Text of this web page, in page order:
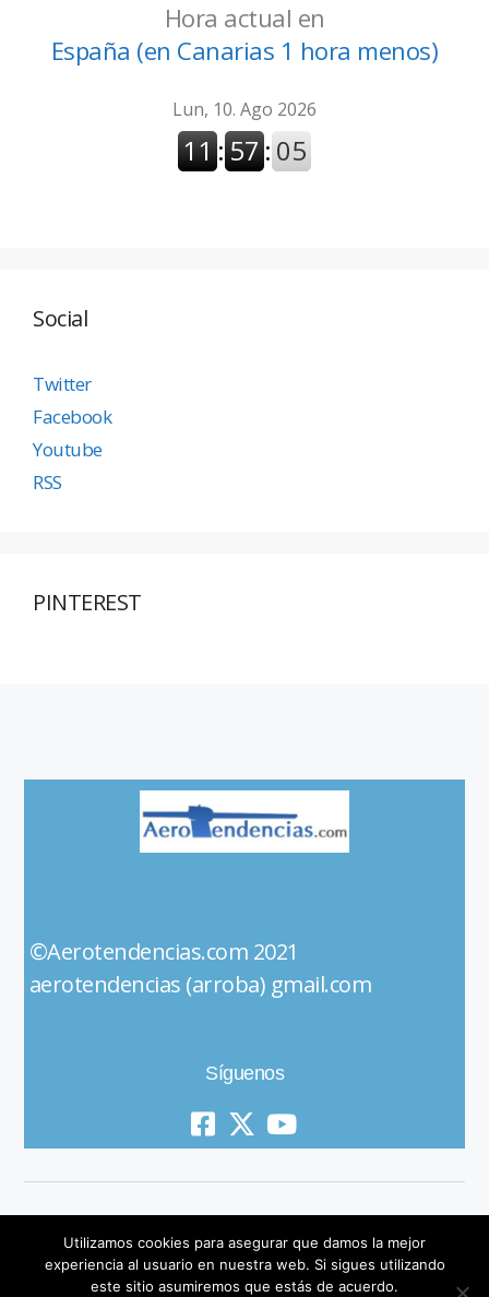
Hora actual en
España (en Canarias 1 hora menos)
Social
Twitter
Facebook
Youtube
RSS
PINTEREST
©Aerotendencias.com 2021
aerotendencias (arroba) gmail.com
Síguenos
© 2019 All Rights Reserved
Utilizamos cookies para asegurar que damos la mejor
experiencia al usuario en nuestra web. Si sigues utilizando
este sitio asumiremos que estás de acuerdo.